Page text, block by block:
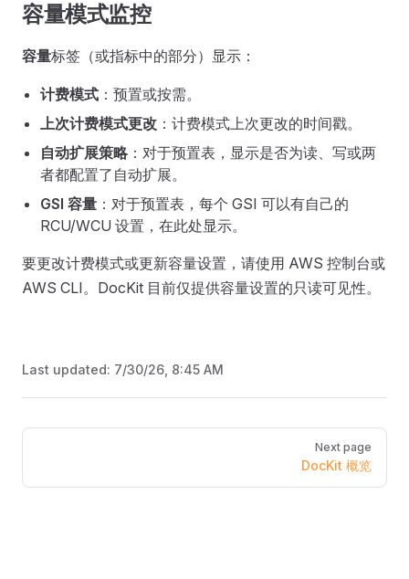
容量模式监控
容量标签（或指标中的部分）显示：
计费模式 ：预置或按需。
上次计费模式更改 ：计费模式上次更改的时间戳。
自动扩展策略 ：对于预置表，显示是否为读、写或两
者都配置了自动扩展。
GSI 容量 ：对于预置表，每个 GSI 可以有自己的
RCU/WCU 设置，在此处显示。
要更改计费模式或更新容量设置，请使用 AWS 控制台或
AWS CLI。DocKit 目前仅提供容量设置的只读可见性。
Last updated: 7/30/26, 8:45 AM
Pager
Next page
DocKit 概览